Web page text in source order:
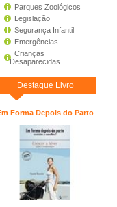
Parques Zoológicos
Legislação
Segurança Infantil
Emergências
Crianças
Desaparecidas
Destaque Livro
Forma Depois do Parto